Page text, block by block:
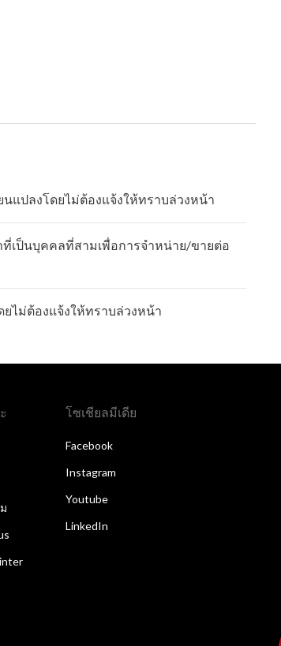
แปลงโดยไม่ต้องแจ้งให้ทราบล่วงหน้า
เป็นบุคคลที่สามเพื่อการจำหน่าย/ขายต่อ
ไม่ต้องแจ้งให้ทราบล่วงหน้า
โซเชียลมีเดีย
Facebook
Instagram
Youtube
LinkedIn